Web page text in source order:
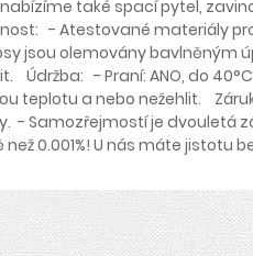
také spací pytel,
- Atestované materiály pro
jsou olemovány
- Praní: ANO, do
teplotu a nebo nežehlit.
- Samozřejmostí je
0.001%! U nás máte